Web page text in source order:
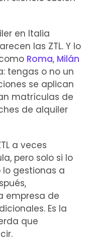
en Italia
las ZTL. Y lo
Roma, Milán
tengas o no un
se aplican
matrículas de
de alquiler
a veces
pero solo si lo
lo gestionas a
empresa de
Es la
que